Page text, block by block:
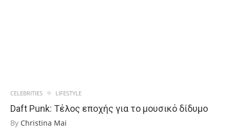
CELEBRITIES LIFESTYLE
Daft Punk: Τέλος εποχής για το μουσικό δίδυμο
By Christina Mai